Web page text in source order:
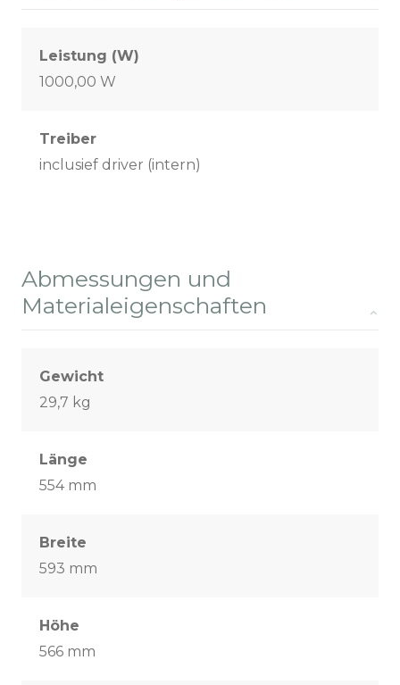
Leistung (W)
1000,00 W
Treiber
inclusief driver (intern)
Abmessungen und
Materialeigenschaften
Gewicht
29,7 kg
Länge
554 mm
Breite
593 mm
Höhe
566 mm